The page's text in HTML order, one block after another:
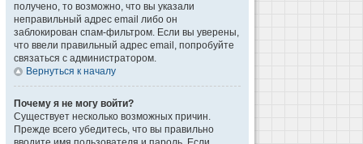
получено, то возможно, что вы указали
неправильный адрес email либо он
заблокирован спам-фильтром. Если вы уверены,
что ввели правильный адрес email, попробуйте
связаться с администратором.
Вернуться к началу
Почему я не могу войти?
Существует несколько возможных причин.
Прежде всего убедитесь, что вы правильно